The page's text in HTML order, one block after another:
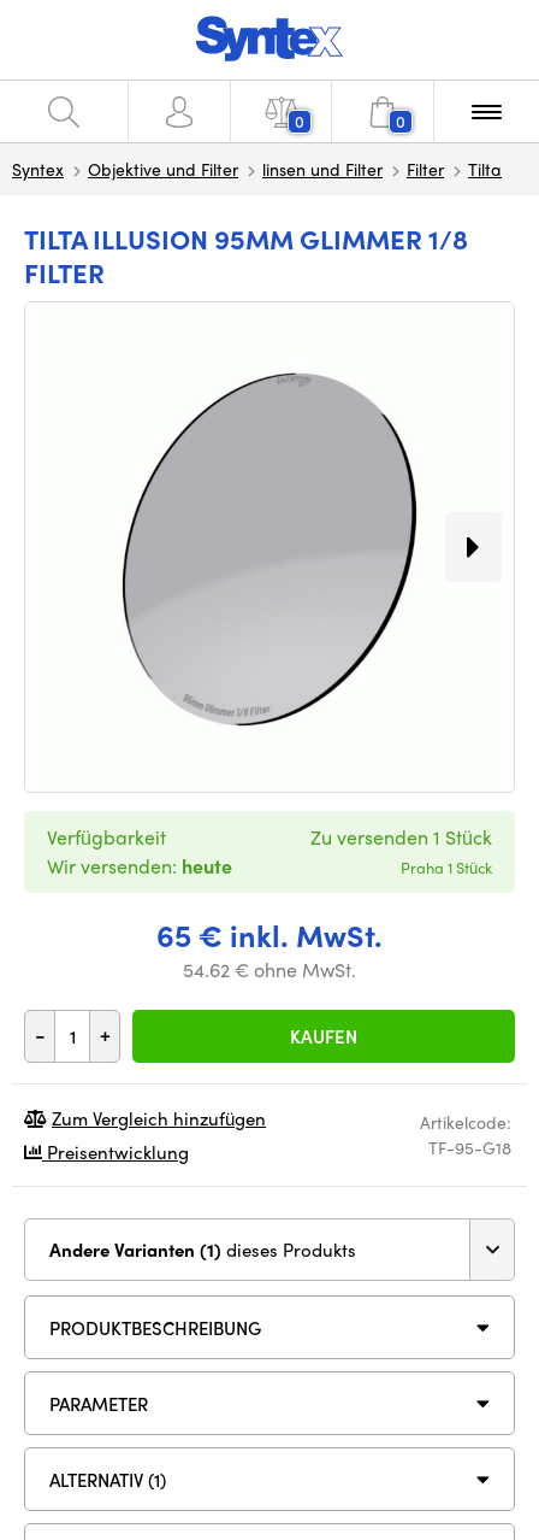
0 0
Syntex Objektive und Filter linsen und Filter Filter Tilta
TILTA ILLUSION 95MM GLIMMER 1/8
FILTER
65 € inkl. MwSt.
54.62 € ohne MwSt.
- + KAUFEN
Verfügbarkeit
Wir versenden: heute
Zu versenden 1 Stück
Praha 1 Stück
Artikelcode:
TF-95-G18
Zum Vergleich hinzufügen
Preisentwicklung
Andere Varianten (1) dieses Produkts
PRODUKTBESCHREIBUNG
PARAMETER
ALTERNATIV (1)